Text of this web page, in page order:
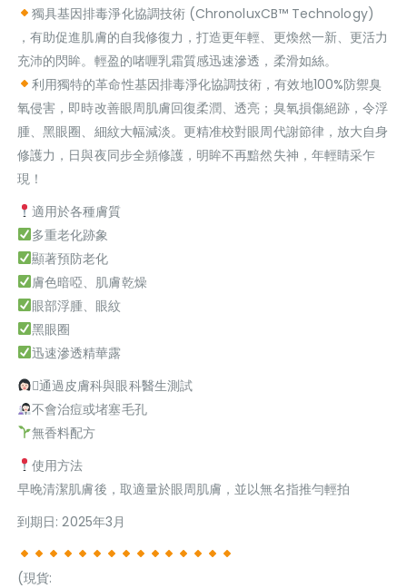
獨具基因排毒淨化協調技術 (ChronoluxCB™️Technology)
，有助促進肌膚的自我修復力，打造更年輕、更煥然一新、更活力
充沛的閃眸。輕盈的啫喱乳霜質感迅速滲透，柔滑如絲。
利用獨特的革命性基因排毒淨化協調技術，有效地100%防禦臭
氧侵害，即時改善眼周肌膚回復柔潤、透亮；臭氧損傷絕跡，令浮
腫、黑眼圈、細紋大幅減淡。更精准校對眼周代謝節律，放大自身
修護力，日與夜同步全頻修護，明眸不再黯然失神，年輕睛采乍
現！
適用於各種膚質
多重老化跡象
顯著預防老化
膚色暗啞、肌膚乾燥
眼部浮腫、眼紋
黑眼圈
迅速滲透精華露
‍⚕通過皮膚科與眼科醫生測試
不會治痘或堵塞毛孔
無香料配方
使用方法
早晚清潔肌膚後，取適量於眼周肌膚，並以無名指推勻輕拍
到期日: 2025年3月
(現貨: